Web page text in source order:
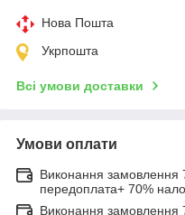
Нова Пошта
Укрпошта
Всі умови доставки
Умови оплати
Виконання замовлення
передоплата+ 70%
Виконання замовлення